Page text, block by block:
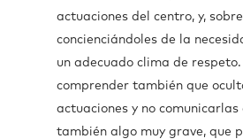
actuaciones del centro, y,
concienciándoles de la
un adecuado clima de
comprender también que
actuaciones y no comunicarlas
también algo muy grave, que